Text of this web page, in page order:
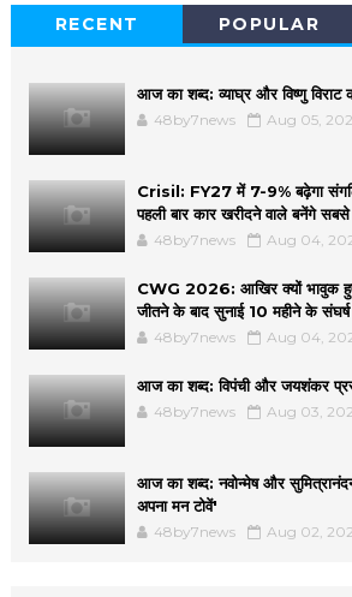
RECENT POPULAR
आज का शब्द: व्याघ्र और विष्णु विराट
48by7news Aug 05,
Crisil: FY27 में 7-9% बढ़ेगा
पहली बार कार खरीदने वाले बनेंगे
48by7news Aug 04,
CWG 2026: आखिर क्यों भावुक
जीतने के बाद सुनाई 10 महीने के संघर्ष
48by7news Aug 04,
आज का शब्द: विपंची और जयशंकर
48by7news Aug 03,
आज का शब्द: नवोन्मेष और
अपना मन टोवें'
48by7news Aug 02,